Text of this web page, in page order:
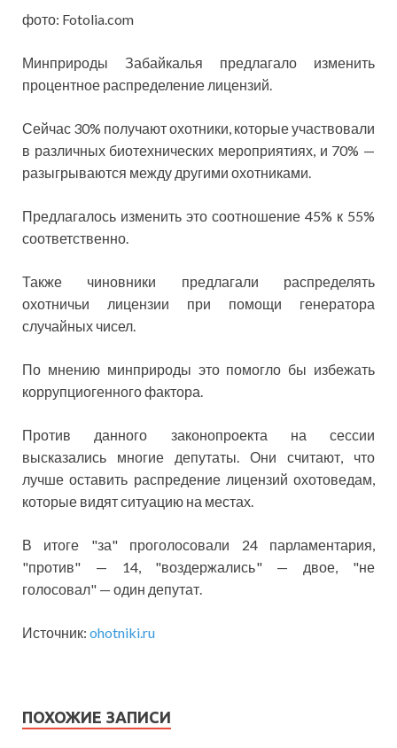
фото: Fotolia.com
Минприроды Забайкалья предлагало изменить
процентное распределение лицензий.
Сейчас 30% получают охотники, которые участвовали
в различных биотехнических мероприятиях, и 70% —
разыгрываются между другими охотниками.
Предлагалось изменить это соотношение 45% к 55%
соответственно.
Также чиновники предлагали распределять
охотничьи лицензии при помощи генератора
случайных чисел.
По мнению минприроды это помогло бы избежать
коррупциогенного фактора.
Против данного законопроекта на сессии
высказались многие депутаты. Они считают, что
лучше оставить распредение лицензий охотоведам,
которые видят ситуацию на местах.
В итоге "за" проголосовали 24 парламентария,
"против" — 14, "воздержались" — двое, "не
голосовал" — один депутат.
Источник: ohotniki.ru
ПОХОЖИЕ ЗАПИСИ